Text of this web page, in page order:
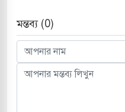
মন্তব্য (0)